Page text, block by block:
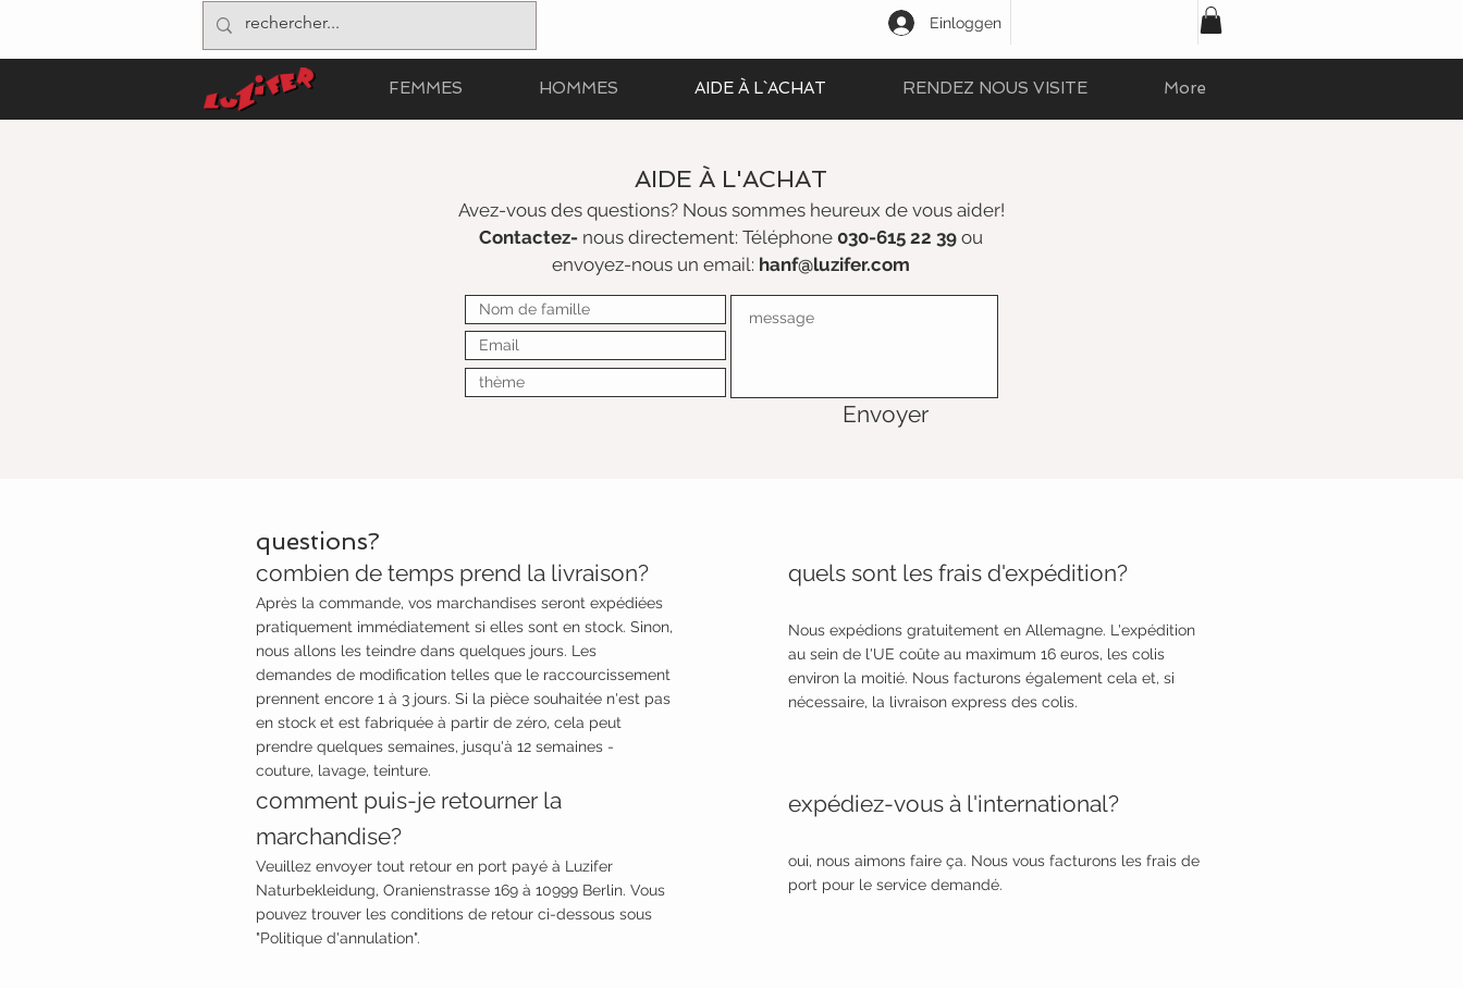
Einloggen
FEMMES HOMMES AIDE À L`ACHAT RENDEZ NOUS VISITE More
AIDE À L'ACHAT
Avez-vous des questions? Nous sommes heureux de vous aider!
Contactez- nous directement: Téléphone 030-615 22 39 ou
envoyez-nous un email: hanf@luzifer.com
Envoyer
questions?
combien de temps prend la livraison?
Après la commande, vos marchandises seront expédiées
pratiquement immédiatement si elles sont en stock. Sinon,
nous allons les teindre dans quelques jours. Les
demandes de modification telles que le raccourcissement
prennent encore 1 à 3 jours. Si la pièce souhaitée n'est pas
en stock et est fabriquée à partir de zéro, cela peut
prendre quelques semaines, jusqu'à 12 semaines -
couture, lavage, teinture.
comment puis-je retourner la
marchandise?
Veuillez envoyer tout retour en port payé à Luzifer
Naturbekleidung, Oranienstrasse 169 à 10999 Berlin. Vous
pouvez trouver les conditions de retour ci-dessous sous
"Politique d'annulation".
quels sont les frais d'expédition?
Nous expédions gratuitement en Allemagne. L'expédition
au sein de l'UE coûte au maximum 16 euros, les colis
environ la moitié. Nous facturons également cela et, si
nécessaire, la livraison express des colis.
expédiez-vous à l'international?
oui, nous aimons faire ça. Nous vous facturons les frais de
port pour le service demandé.